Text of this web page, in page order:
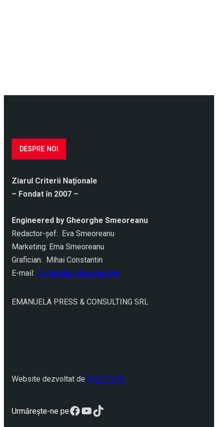
DESPRE NOI
Ziarul Criterii Naţionale
– Fondat în 2007 –
Engineered by Gheorghe Smeoreanu
Redactor-şef: Eva Smeoreanu
Marketing: Ema Smeoreanu
Grafician: Mihai Constantin
E-mail: ziarulcriterii@yahoo.com
EMANUELA PRESS & CONSULTING SRL
Website dezvoltat de POLYTECH
Urmărește-ne peFacebook
YouTube
TikTok